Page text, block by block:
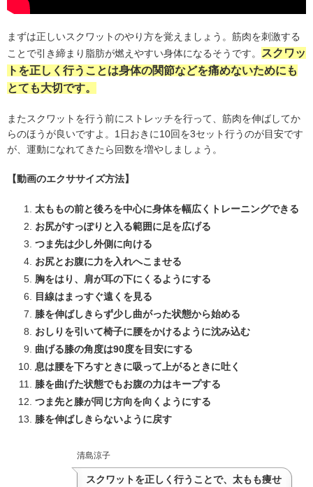
まずは正しいスクワットのやり方を覚えましょう。筋肉を刺激する
ことで引き締まり脂肪が燃えやすい身体になるそうです。
スクワッ
トを正しく行うことは身体の関節などを痛めないためにも
とても大切です。
またスクワットを行う前にストレッチを行って、筋肉を伸ばしてか
らのほうが良いですよ。 1 日おきに10回を3セット行うのが目安です
が、運動になれてきたら回数を増やしましょう。
【動画のエクササイズ方法】
太ももの前と後ろを中心に身体を幅広くトレーニングできる
お尻がすっぽりと入る範囲に足を広げる
つま先は少し外側に向ける
お尻とお腹に力を入れへこませる
胸をはり、肩が耳の下にくるようにする
目線はまっすぐ遠くを見る
膝を伸ばしきらず少し曲がった状態から始める
おしりを引いて椅子に腰をかけるように沈み込む
曲げる膝の角度は90度を目安にする
息は腰を下ろすときに吸って上がるときに吐く
膝を曲げた状態でもお腹の力はキープする
つま先と膝が同じ方向を向くようにする
膝を伸ばしきらないように戻す
清島涼子
スクワットを正しく行うことで、太もも痩せ